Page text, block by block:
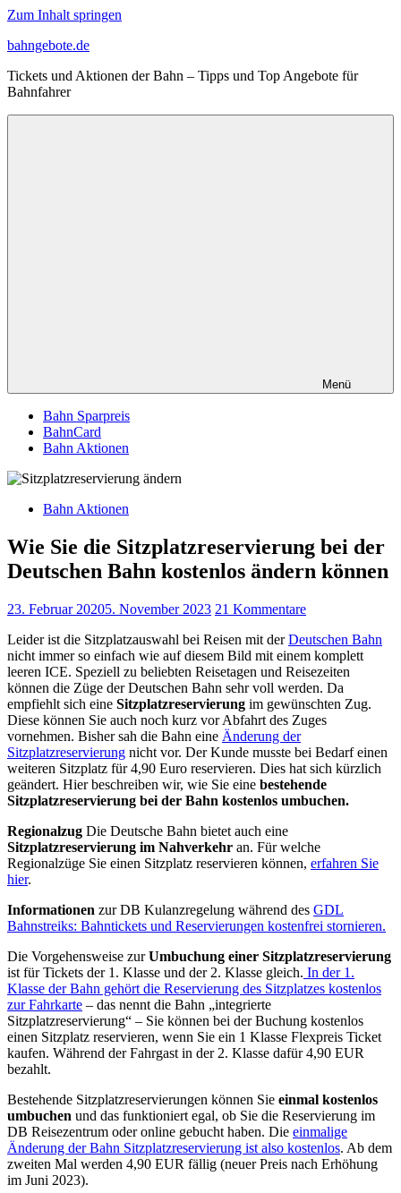
Zum Inhalt springen
bahngebote.de
Tickets und Aktionen der Bahn – Tipps und Top Angebote für
Bahnfahrer
Menü
Bahn Sparpreis
BahnCard
Bahn Aktionen
Bahn Aktionen
Wie Sie die Sitzplatzreservierung bei der
Deutschen Bahn kostenlos ändern können
23. Februar 20205. November 2023 21 Kommentare
Leider ist die Sitzplatzauswahl bei Reisen mit derDeutschen Bahn
nicht immer so einfach wie auf diesem Bild mit einem komplett
leeren ICE. Speziell zu beliebten Reisetagen und Reisezeiten
können die Züge der Deutschen Bahn sehr voll werden. Da
empfiehlt sich eine Sitzplatzreservierung im gewünschten Zug.
Diese können Sie auch noch kurz vor Abfahrt des Zuges
vornehmen. Bisher sah die Bahn eine Änderung der
Sitzplatzreservierung nicht vor. Der Kunde musste bei Bedarf einen
weiteren Sitzplatz für 4,90 Euro reservieren. Dies hat sich kürzlich
geändert. Hier beschreiben wir, wie Sie eine bestehende
Sitzplatzreservierung bei der Bahn kostenlos umbuchen.
Regionalzug Die Deutsche Bahn bietet auch eine
Sitzplatzreservierung im Nahverkehr an. Für welche
Regionalzüge Sie einen Sitzplatz reservieren können, erfahren Sie
hier.
Informationen zur DB Kulanzregelung während des GDL
Bahnstreiks: Bahntickets und Reservierungen kostenfrei stornieren.
Die Vorgehensweise zurUmbuchung einer Sitzplatzreservierung
ist für Tickets der 1. Klasse und der 2. Klasse gleich. In der 1.
Klasse der Bahn gehört die Reservierung des Sitzplatzes kostenlos
zur Fahrkarte – das nennt die Bahn „integrierte
Sitzplatzreservierung“ – Sie können bei der Buchung kostenlos
einen Sitzplatz reservieren, wenn Sie ein 1 Klasse Flexpreis Ticket
kaufen. Während der Fahrgast in der 2. Klasse dafür 4,90 EUR
bezahlt.
Bestehende Sitzplatzreservierungen können Sie einmal kostenlos
umbuchen und das funktioniert egal, ob Sie die Reservierung im
DB Reisezentrum oder online gebucht haben. Die einmalige
Änderung der Bahn Sitzplatzreservierung ist also kostenlos. Ab dem
zweiten Mal werden 4,90 EUR fällig (neuer Preis nach Erhöhung
im Juni 2023).